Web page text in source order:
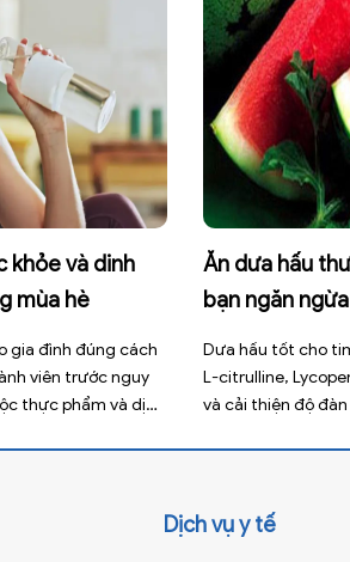
khỏe và dinh
mùa hè
gia đình đúng cách
viên trước nguy
thực phẩm và dịch
Ăn dưa hấu
bạn ngăn
Dưa hấu tốt cho
L-citrulline,
và cải thiện độ
Dịch vụ y tế